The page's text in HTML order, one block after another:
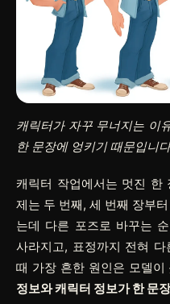
캐릭터가 자꾸 무너지는 이
한 문장에 엉키기 때문입니
캐릭터 작업에서는 멋진 한
제는 두 번째, 세 번째 장부
는데 다른 포즈로 바꾸는
사라지고, 표정까지 전혀
때 가장 흔한 원인은 모델
정보와 캐릭터 정보가 한 문